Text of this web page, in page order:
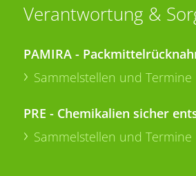
Verantwortung &
PAMIRA -
Sammelstellen und Termine
PRE - Chemikalien sicher
Sammelstellen und Termine